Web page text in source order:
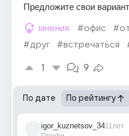
Предложите свои
мнения #офис
#друг
#встречаться
1 9
По дате По рейтингу
igor_kuznetsov_3411лет